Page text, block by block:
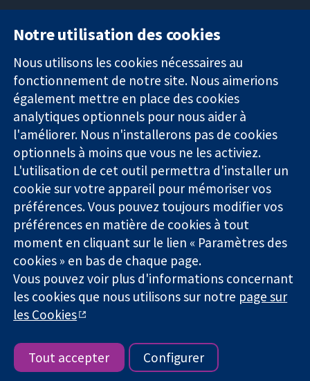
Des données
probantes.
Des décisions
éclairées.
Une meilleure
santé.
11-13 Cavendish
Square
Londres
W1G0AN
Royaume-Uni
nous
Actualités
Service de
presse
Qui sommes-
nous
Offres
d'emploi
Library
La Collaboration Cochrane est une association caritative (n°
1045921) et une société à responsabilité limitée par garantie (n°
03044323) enregistrée en Angleterre et au Pays de Galles. Numéro
de TVA : GB 718 2127 49.
Copyright © 2026 The Cochrane Collaboration
confidentialité|Politique d'usage des cookies
cookies
Notre utilisation des cookies
Nous utilisons les cookies nécessaires au
fonctionnement de notre site. Nous aimerions
également mettre en place des cookies
analytiques optionnels pour nous aider à
l'améliorer. Nous n'installerons pas de cookies
optionnels à moins que vous ne les activiez.
L'utilisation de cet outil permettra d'installer un
cookie sur votre appareil pour mémoriser vos
préférences. Vous pouvez toujours modifier vos
préférences en matière de cookies à tout
moment en cliquant sur le lien « Paramètres des
cookies » en bas de chaque page.
Vous pouvez voir plus d'informations concernant
les cookies que nous utilisons sur notre page sur
les Cookies
Tout accepter Configurer